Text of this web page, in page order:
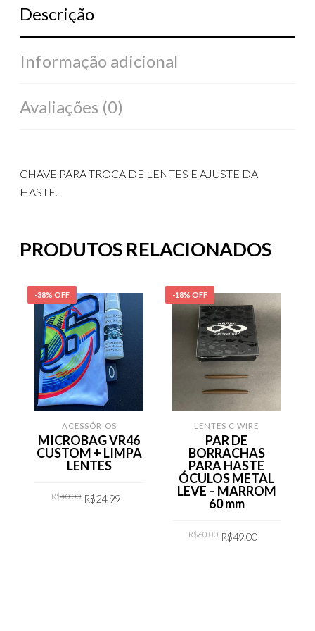
Descrição
Informação adicional
Avaliações (0)
CHAVE PARA TROCA DE LENTES E AJUSTE DA
HASTE.
PRODUTOS RELACIONADOS
-38% OFF
ACESSÓRIOS
MICROBAG VR46
CUSTOM + LIMPA
LENTES
R$40.00
Original
price
R$24.99
-18% OFF
LENTES C WIRE
PAR DE
BORRACHAS
PARA HASTE
ÓCULOS METAL
LEVE – MARROM
60 mm
R$60.00
Original
price
R$49.00